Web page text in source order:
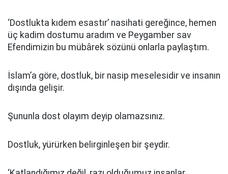
‘Dostlukta kıdem esastır’ nasihati gereğince, hemen
üç kadim dostumu aradım ve Peygamber sav
Efendimizin bu mübârek sözünü onlarla paylaştım.
İslam’a göre, dostluk, bir nasip meselesidir ve insanın
dışında gelişir.
Şununla dost olayım deyip olamazsınız.
Dostluk, yürürken belirginleşen bir şeydir.